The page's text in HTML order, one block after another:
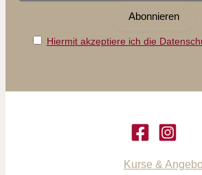
Hiermit akzeptiere ich die
Kurse &